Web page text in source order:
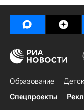
Образование
Спецпроекты